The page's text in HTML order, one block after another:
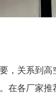
关系到
各厂家